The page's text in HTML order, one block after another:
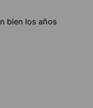
bien los años